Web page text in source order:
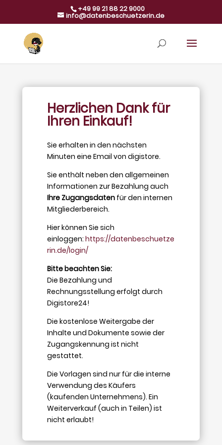
+49 99 21 88 22 9000
info@datenbeschuetzerin.de
Herzlichen Dank für
Ihren Einkauf!
Sie erhalten in den nächsten
Minuten eine Email von digistore.
Sie enthält neben den allgemeinen
Informationen zur Bezahlung auch
Ihre Zugangsdatenfür den internen
Mitgliederbereich.
Hier können Sie sich
einloggen: https://datenbeschuetze
rin.de/login/
Bitte beachten Sie:
Die Bezahlung und
Rechnungsstellung erfolgt durch
Digistore24!
Die kostenlose Weitergabe der
Inhalte und Dokumente sowie der
Zugangskennung ist nicht
gestattet.
Die Vorlagen sind nur für die interne
Verwendung des Käufers
(kaufenden Unternehmens). Ein
Weiterverkauf (auch in Teilen) ist
nicht erlaubt!